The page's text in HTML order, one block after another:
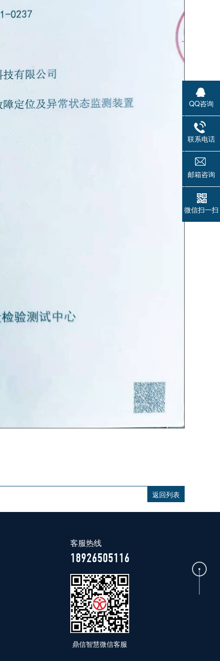
返回列表
客服热线
18926505116
鼎信智慧微信客服
QQ咨询
联系电话
邮箱咨询
微信扫一扫